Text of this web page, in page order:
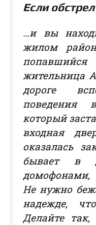
Если
…и вы
жилом
жительница
дороге
поведения
который
входная
оказалась
бывает в
домофонами,
Не нужно
надежде,
Делайте